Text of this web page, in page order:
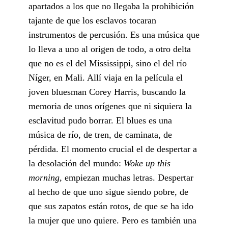
apartados a los que no llegaba la prohibición
tajante de que los esclavos tocaran
instrumentos de percusión. Es una música que
lo lleva a uno al origen de todo, a otro delta
que no es el del Mississippi, sino el del río
Níger, en Mali. Allí viaja en la película el
joven bluesman Corey Harris, buscando la
memoria de unos orígenes que ni siquiera la
esclavitud pudo borrar. El blues es una
música de río, de tren, de caminata, de
pérdida. El momento crucial el de despertar a
la desolación del mundo: Woke up this
morning, empiezan muchas letras. Despertar
al hecho de que uno sigue siendo pobre, de
que sus zapatos están rotos, de que se ha ido
la mujer que uno quiere. Pero es también una